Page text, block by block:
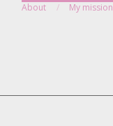
About My mission
Menu